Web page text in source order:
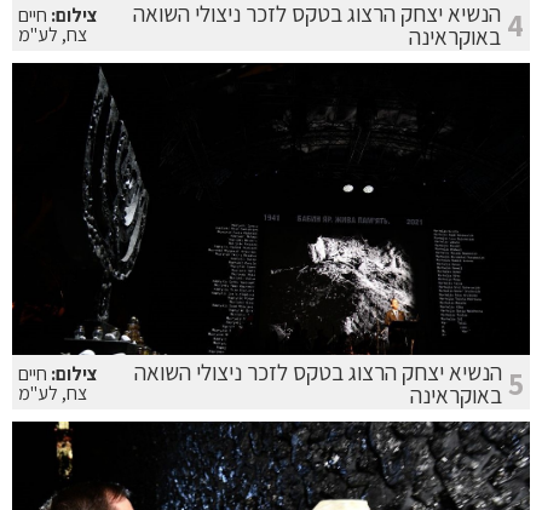
4 הנשיא יצחק הרצוג בטקס לזכר ניצולי השואה
באוקראינה
צילום: חיים
צח, לע"מ
5 הנשיא יצחק הרצוג בטקס לזכר ניצולי השואה
באוקראינה
צילום: חיים
צח, לע"מ